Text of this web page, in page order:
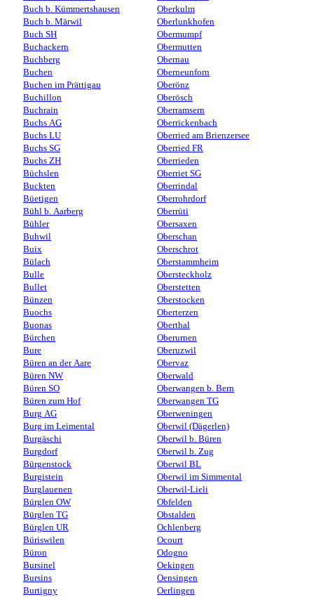
Buch b. Kümmertshausen
Buch b. Märwil
Buch SH
Buchackern
Buchberg
Buchen
Buchen im Prättigau
Buchillon
Buchrain
Buchs AG
Buchs LU
Buchs SG
Buchs ZH
Büchslen
Buckten
Büetigen
Bühl b. Aarberg
Bühler
Buhwil
Buix
Bülach
Bulle
Bullet
Bünzen
Buochs
Buonas
Bürchen
Bure
Büren an der Aare
Büren NW
Büren SO
Büren zum Hof
Burg AG
Burg im Leimental
Burgäschi
Burgdorf
Bürgenstock
Burgistein
Burglauenen
Bürglen OW
Bürglen TG
Bürglen UR
Büriswilen
Büron
Bursinel
Bursins
Burtigny
Oberkulm
Oberlunkhofen
Obermumpf
Obermutten
Obernau
Oberneunforn
Oberönz
Oberösch
Oberramsern
Oberrickenbach
Oberried am Brienzersee
Oberried FR
Oberrieden
Oberriet SG
Oberrindal
Oberrohrdorf
Oberrüti
Obersaxen
Oberschan
Oberschrot
Oberstammheim
Obersteckholz
Oberstetten
Oberstocken
Oberterzen
Oberthal
Oberurnen
Oberuzwil
Obervaz
Oberwald
Oberwangen b. Bern
Oberwangen TG
Oberweningen
Oberwil (Dägerlen)
Oberwil b. Büren
Oberwil b. Zug
Oberwil BL
Oberwil im Simmental
Oberwil-Lieli
Obfelden
Obstalden
Ochlenberg
Ocourt
Odogno
Oekingen
Oensingen
Oerlingen